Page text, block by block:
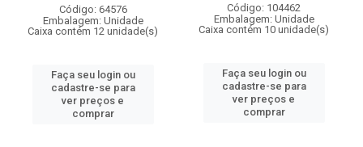
Código: 64576
Embalagem: Unidade
Caixa contém 12 unidade(s)
Faça seu login ou
cadastre-se para
ver preços e
comprar
Código: 104462
Embalagem: Unidade
Caixa contém 10 unidade(s)
Faça seu login ou
cadastre-se para
ver preços e
comprar